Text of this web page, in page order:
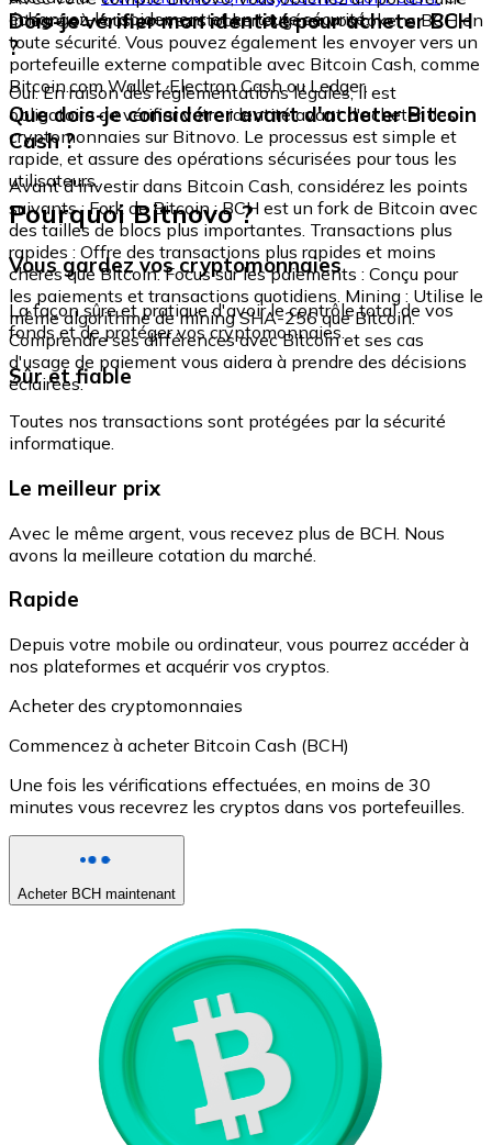
échangez-le rapidement et en toute sécurité.
intégré où vous pouvez stocker et gérer vos tokens BCH en
toute sécurité. Vous pouvez également les envoyer vers un
portefeuille externe compatible avec Bitcoin Cash, comme
Bitcoin.com Wallet, Electron Cash ou Ledger.
Dois-je vérifier mon identité pour acheter BCH
?
Oui. En raison des réglementations légales, il est
obligatoire de vérifier votre identité avant d'acheter des
cryptomonnaies sur Bitnovo. Le processus est simple et
rapide, et assure des opérations sécurisées pour tous les
utilisateurs.
Que dois-je considérer avant d'acheter Bitcoin
Cash ?
Avant d'investir dans Bitcoin Cash, considérez les points
suivants : Fork de Bitcoin : BCH est un fork de Bitcoin avec
des tailles de blocs plus importantes. Transactions plus
rapides : Offre des transactions plus rapides et moins
chères que Bitcoin. Focus sur les paiements : Conçu pour
les paiements et transactions quotidiens. Mining : Utilise le
même algorithme de mining SHA-256 que Bitcoin.
Comprendre ses différences avec Bitcoin et ses cas
d'usage de paiement vous aidera à prendre des décisions
éclairées.
Pourquoi Bitnovo ?
Vous gardez vos cryptomonnaies
La façon sûre et pratique d'avoir le contrôle total de vos
fonds et de protéger vos cryptomonnaies.
Sûr et fiable
Toutes nos transactions sont protégées par la sécurité
informatique.
Le meilleur prix
Avec le même argent, vous recevez plus de BCH. Nous
avons la meilleure cotation du marché.
Rapide
Depuis votre mobile ou ordinateur, vous pourrez accéder à
nos plateformes et acquérir vos cryptos.
Acheter des cryptomonnaies
Commencez à acheter Bitcoin Cash (BCH)
Une fois les vérifications effectuées, en moins de 30
minutes vous recevrez les cryptos dans vos portefeuilles.
Acheter BCH maintenant